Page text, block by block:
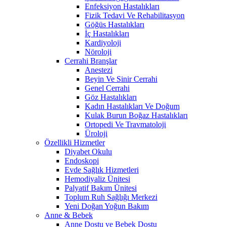
Enfeksiyon Hastalıkları
Fizik Tedavi Ve Rehabilitasyon
Göğüs Hastalıkları
İç Hastalıkları
Kardiyoloji
Nöroloji
Cerrahi Branşlar
Anestezi
Beyin Ve Sinir Cerrahi
Genel Cerrahi
Göz Hastalıkları
Kadın Hastalıkları Ve Doğum
Kulak Burun Boğaz Hastalıkları
Ortopedi Ve Travmatoloji
Üroloji
Özellikli Hizmetler
Diyabet Okulu
Endoskopi
Evde Sağlık Hizmetleri
Hemodiyaliz Ünitesi
Palyatif Bakım Ünitesi
Toplum Ruh Sağlığı Merkezi
Yeni Doğan Yoğun Bakım
Anne & Bebek
Anne Dostu ve Bebek Dostu